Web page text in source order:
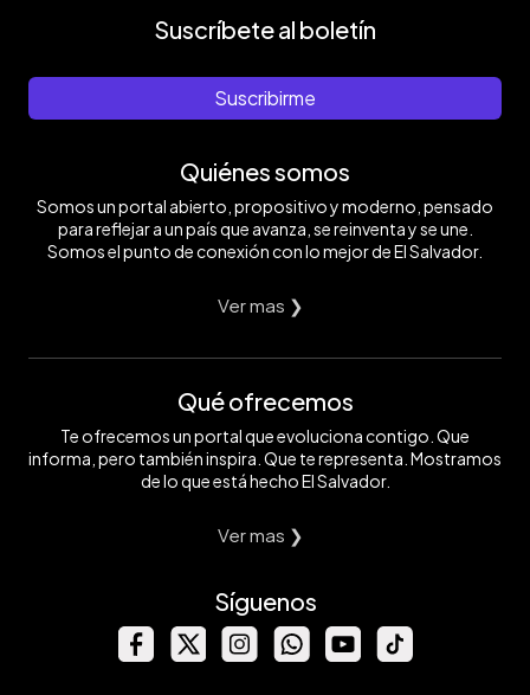
Suscríbete al boletín
Suscribirme
Quiénes somos
Somos un portal abierto, propositivo y moderno, pensado
para reflejar a un país que avanza, se reinventa y se une.
Somos el punto de conexión con lo mejor de El Salvador.
Ver mas ❯
Qué ofrecemos
Te ofrecemos un portal que evoluciona contigo. Que
informa, pero también inspira. Que te representa. Mostramos
de lo que está hecho El Salvador.
Ver mas ❯
Síguenos